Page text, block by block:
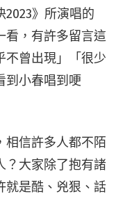
2023》所演唱的
看，有許多留言這
不曾出現」「很少
到小春唱到哽
相信許多人都不陌
？大家除了抱有諸
就是酷、兇狠、話